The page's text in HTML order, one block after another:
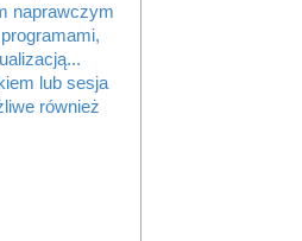
naprawczym
lub sesja
również